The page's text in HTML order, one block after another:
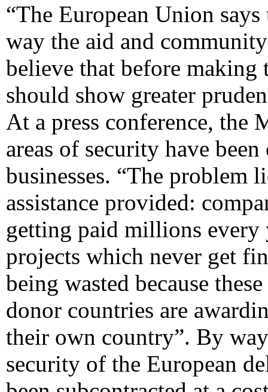
“The European Union
way the aid and
believe that before
should show greater
At a press conference, the
areas of security have
businesses. “The problem
assistance provided:
getting paid millions
projects which never get
being wasted because
donor countries are
their own country”. By
security of the European